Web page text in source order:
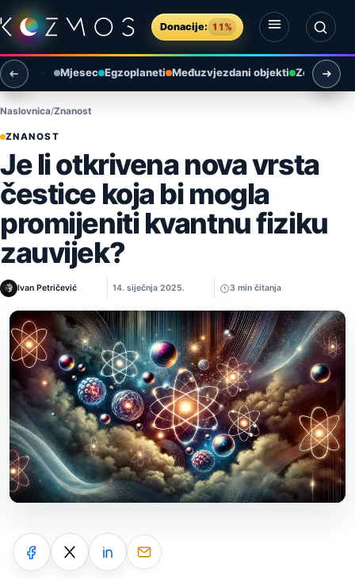
Preskoči na sadržaj
Donacije: 11%
Otvori izbornik
Otvori pretragu
Mjesec Egzoplaneti Međuzvjezdani objekti Zemlja i
Naslovnica Znanost
ZNANOST
Je li otkrivena nova vrsta
čestice koja bi mogla
promijeniti kvantnu fiziku
zauvijek?
Ivan Petričević 14. siječnja 2025. 3 min čitanja